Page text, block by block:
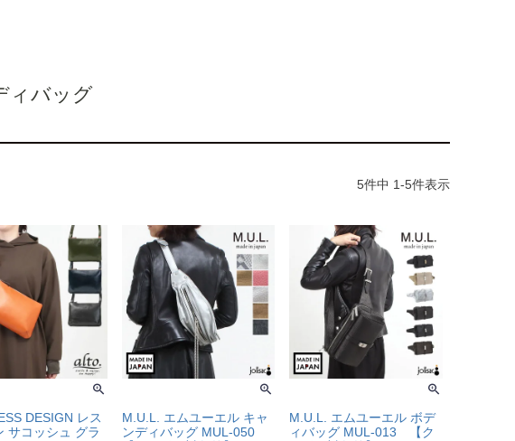
ィバッグ
5件中 1-5件表示
DESIGN レス
サコッシュ グラ
M.U.L. エムユーエル キャ
ンディバッグ MUL-050
M.U.L. エムユーエル ボデ
ィバッグ MUL-013 【ク